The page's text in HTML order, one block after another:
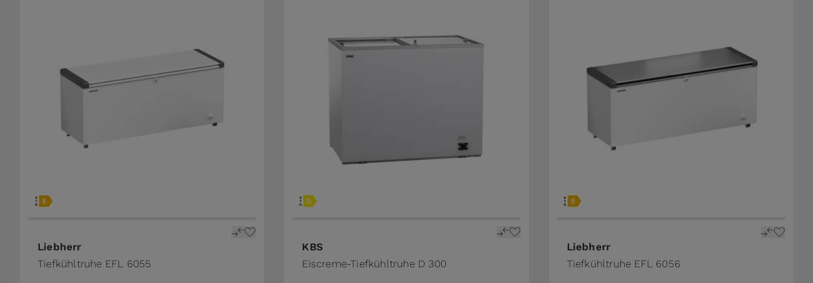
Liebherr
Tiefkühltruhe EFL 6055
KBS
Eiscreme-Tiefkühltruhe D 300
Liebherr
Tiefkühltruhe EFL 6056